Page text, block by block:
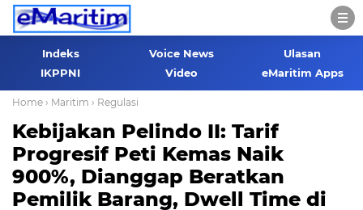
Indeks Voice News
Ulasan
IKPPNI
Video eMaritim Apps
Home › Maritim › Regulasi
Kebijakan Pelindo II: Tarif
Progresif Peti Kemas Naik
900%, Dianggap Beratkan
Pemilik Barang, Dwell Time di